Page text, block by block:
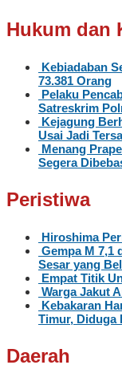
Hukum dan
Kebiadaban
73.381 Orang
Pelaku
Satreskrim
Kejagung
Usai Jadi
Menang
Segera
Peristiwa
Hiroshima
Gempa M 7,1
Sesar yang
Empat Titik
Warga Jakut
Kebakaran
Timur,
Daerah